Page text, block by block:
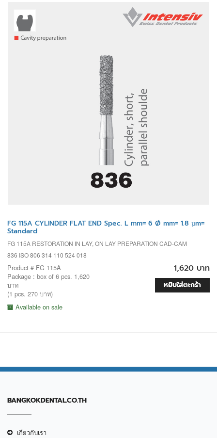
FG 115A CYLINDER FLAT END Spec. L mm= 6 Ø mm= 1.8 µm=
Standard
FG 115A RESTORATION IN LAY, ON LAY PREPARATION CAD-CAM
836 ISO 806 314 110 524 018
Product # FG 115A
Package : box of 6 pcs. 1,620
บาท
(1 pcs. 270 บาท)
Available on sale
1,620 บาท
หยิบใส่ตะกร้า
BANGKOKDENTAL.CO.TH
เกี่ยวกับเรา